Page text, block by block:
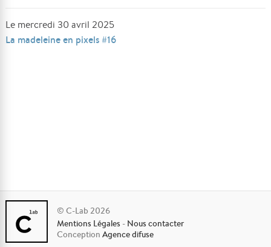
Le mercredi 30 avril 2025
La madeleine en pixels #16
© C-Lab 2026
Mentions Légales - Nous contacter
ConceptionAgence difuse